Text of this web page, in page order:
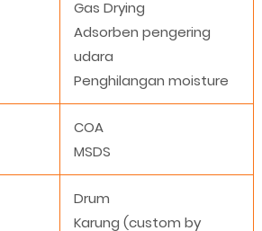
Gas Drying
Adsorben pengering
udara
Penghilangan moisture
COA
MSDS
Drum
Karung (custom by